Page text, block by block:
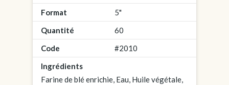
Format
5"
Quantité
60
Code
#2010
Ingrédients
Farine de blé enrichie, Eau, Huile végétale,